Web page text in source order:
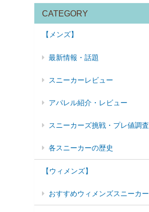
CATEGORY
【メンズ】
最新情報・話題
スニーカーレビュー
アパレル紹介・レビュー
スニーカーズ挑戦・プレ値調査
各スニーカーの歴史
【ウィメンズ】
おすすめウィメンズスニーカー